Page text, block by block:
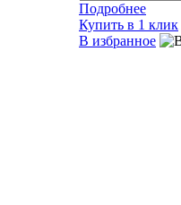
Подробнее
Купить в 1 клик
В избранное